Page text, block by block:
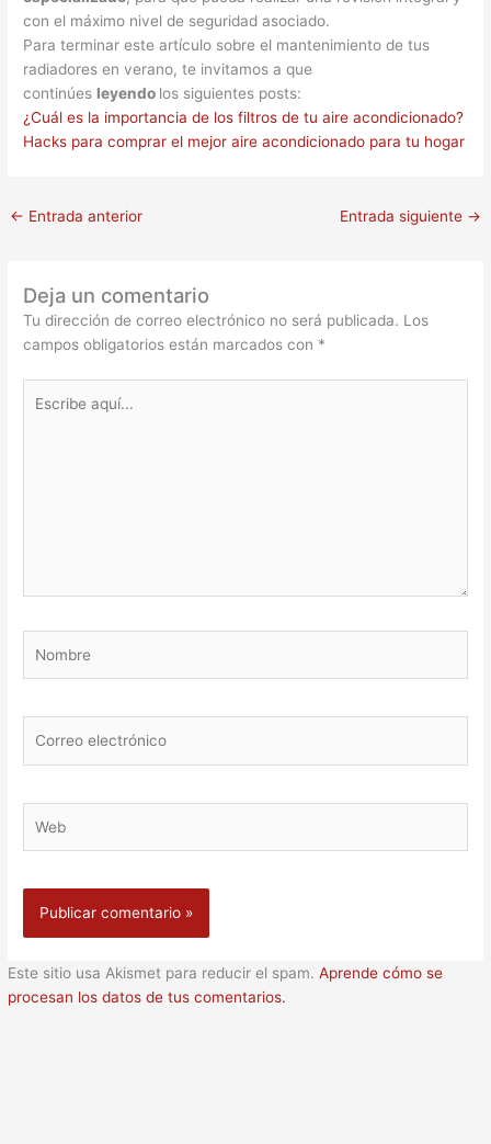
con el máximo nivel de seguridad asociado.
Para terminar este artículo sobre el mantenimiento de tus
radiadores en verano, te invitamos a que
continúes leyendo los siguientes posts:
¿Cuál es la importancia de los filtros de tu aire acondicionado?
Hacks para comprar el mejor aire acondicionado para tu hogar
← Entrada anterior Entrada siguiente →
Deja un comentario
Tu dirección de correo electrónico no será publicada. Los
campos obligatorios están marcados con *
aquí...
electrónico
Este sitio usa Akismet para reducir el spam.Aprende cómo se
procesan los datos de tus comentarios.